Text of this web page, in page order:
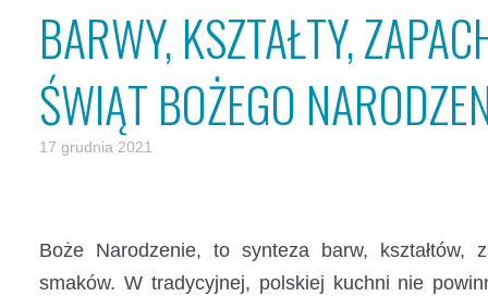
BARWY, KSZTAŁTY,
ŚWIĄT BOŻEGO
17 grudnia 2021
Boże Narodzenie, to synteza barw, kształtów,
smaków. W tradycyjnej, polskiej kuchni nie